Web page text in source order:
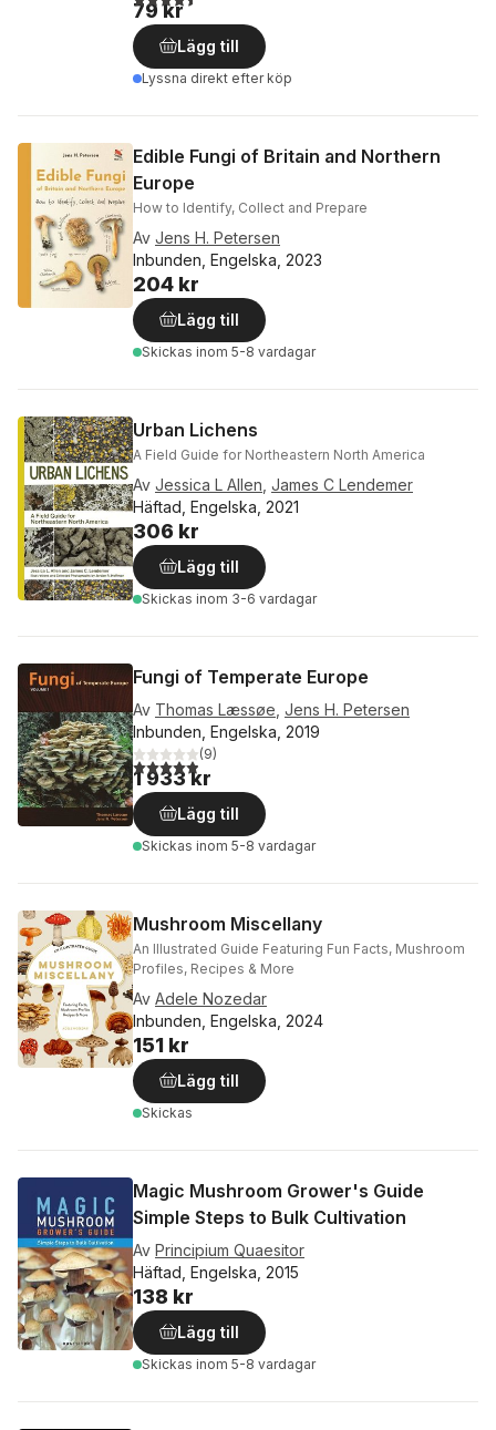
79 kr
Lägg till
Lyssna direkt efter köp
Edible Fungi of Britain and Northern
Europe
How to Identify, Collect and Prepare
Av Jens H. Petersen
Inbunden, Engelska, 2023
204 kr
Lägg till
Skickas inom 5-8 vardagar
Urban Lichens
A Field Guide for Northeastern North America
Av Jessica L Allen James C Lendemer
Häftad, Engelska, 2021
306 kr
Lägg till
Skickas inom 3-6 vardagar
Fungi of Temperate Europe
Av Thomas Læssøe Jens H. Petersen
Inbunden, Engelska, 2019
4,9utav 5 stjärnor. Totalt antal röster:
(9)
1 933 kr
Lägg till
Skickas inom 5-8 vardagar
Mushroom Miscellany
An Illustrated Guide Featuring Fun Facts, Mushroom
Profiles, Recipes & More
Av Adele Nozedar
Inbunden, Engelska, 2024
151 kr
Lägg till
Skickas
Magic Mushroom Grower's Guide
Simple Steps to Bulk Cultivation
Av Principium Quaesitor
Häftad, Engelska, 2015
138 kr
Lägg till
Skickas inom 5-8 vardagar